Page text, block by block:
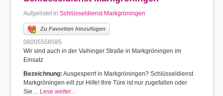
Aufgelistet in Schlüsseldienst Markgröningen
Zu Favoriten hinzufügen
08005558585
Wir sind auch in der Vaihinger Straße in Markgröningen im
Einsatz
Bezeichnung: Ausgesperrt in Markgröningen? Schlüsseldienst
Markgröningen eilt zur Hilfe! Ihre Türe ist nur zugefallen oder
Sie… Lese weiter...